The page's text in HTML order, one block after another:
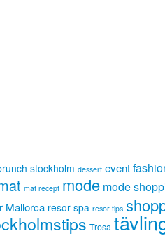
stockholm dessert event
mat recept mode mode
Mallorca resor spa resor tips
Trosa